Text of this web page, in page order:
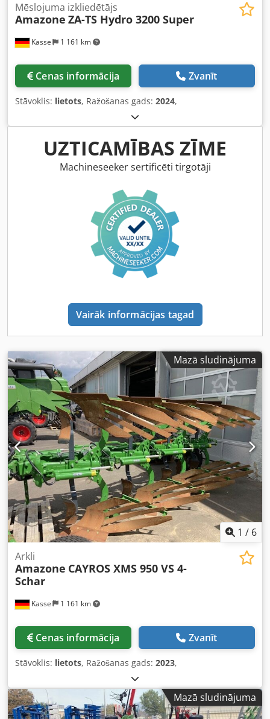
Kassel 1 161 km
Mēslojuma izkliedētājs
Amazone ZA-TS Hydro 3200 Super
Cenas informācija Zvanīt
Stāvoklis: lietots, Ražošanas gads: 2024,
UZTICAMĪBAS ZĪME
Machineseeker sertificēti tirgotāji
Vairāk informācijas tagad
Mazā sludinājuma
1 / 6
Kassel 1 161 km
Arkli
Amazone CAYROS XMS 950 VS 4-
Schar
Cenas informācija Zvanīt
Stāvoklis: lietots, Ražošanas gads: 2023,
Mazā sludinājuma